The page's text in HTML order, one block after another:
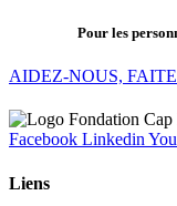
Pour les
AIDEZ-NOUS,
Facebook Linkedin
Liens